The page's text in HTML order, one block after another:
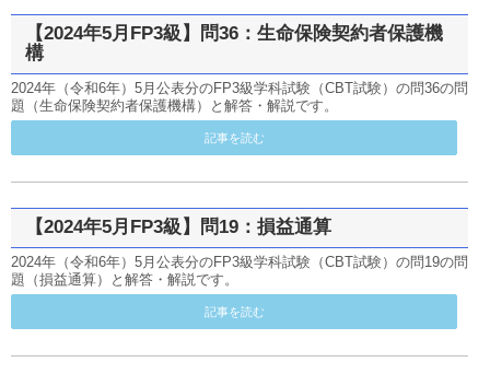
【2024年5月FP3級】問36：生命保険契約者保護機
構
2024年（令和6年）5月公表分のFP3級学科試験（CBT試験）の問36の問
題（生命保険契約者保護機構）と解答・解説です。
記事を読む
【2024年5月FP3級】問19：損益通算
2024年（令和6年）5月公表分のFP3級学科試験（CBT試験）の問19の問
題（損益通算）と解答・解説です。
記事を読む